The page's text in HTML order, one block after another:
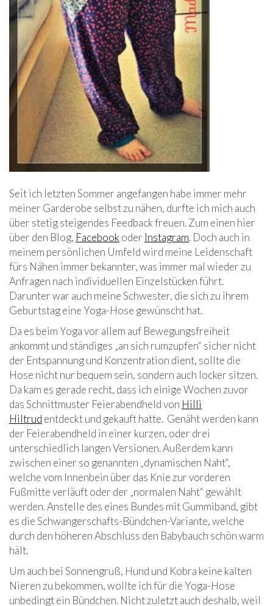
Seit ich letzten Sommer angefangen habe immer mehr
meiner Garderobe selbst zu nähen, durfte ich mich auch
über stetig steigendes Feedback freuen. Zum einen hier
über den Blog, Facebook oder Instagram. Doch auch in
meinem persönlichen Umfeld wird meine Leidenschaft
fürs Nähen immer bekannter, was immer mal wieder zu
Anfragen nach individuellen Einzelstücken führt.
Darunter war auch meine Schwester, die sich zu ihrem
Geburtstag eine Yoga-Hose gewünscht hat.
Da es beim Yoga vor allem auf Bewegungsfreiheit
ankommt und ständiges „an sich rumzupfen“ sicher nicht
der Entspannung und Konzentration dient, sollte die
Hose nicht nur bequem sein, sondern auch locker sitzen.
Da kam es gerade recht, dass ich einige Wochen zuvor
das Schnittmuster Feierabendheld von Hilli
Hiltrud entdeckt und gekauft hatte. Genäht werden kann
der Feierabendheld in einer kurzen, oder drei
unterschiedlich langen Versionen. Außerdem kann
zwischen einer so genannten „dynamischen Naht“,
welche vom Innenbein über das Knie zur vorderen
Fußmitte verläuft oder der „normalen Naht“ gewählt
werden. Anstelle des eines Bundes mit Gummiband, gibt
es die Schwangerschafts-Bündchen-Variante, welche
durch den höheren Abschluss den Babybauch schön warm
hält.
Um auch bei Sonnengruß, Hund und Kobra keine kalten
Nieren zu bekommen, wollte ich für die Yoga-Hose
unbedingt ein Bündchen. Nicht zuletzt auch deshalb, weil